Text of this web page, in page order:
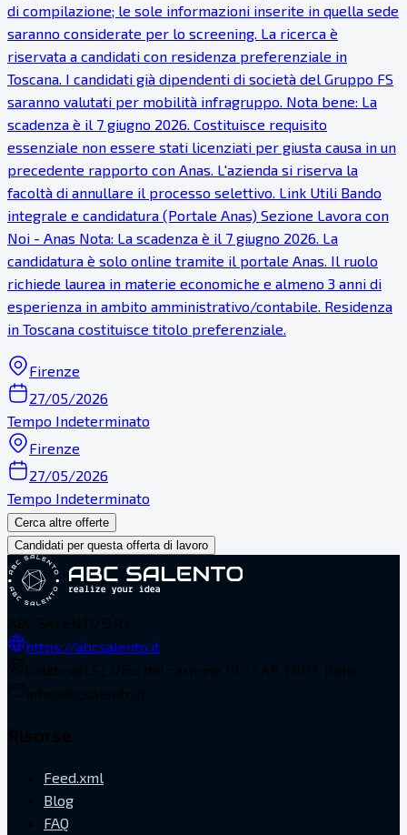
di compilazione; le sole informazioni inserite in quella sede
saranno considerate per lo screening. La ricerca è
riservata a candidati con residenza preferenziale in
Toscana. I candidati già dipendenti di società del Gruppo FS
saranno valutati per mobilità infragruppo. Nota bene: La
scadenza è il 7 giugno 2026. Costituisce requisito
essenziale non essere stati licenziati per giusta causa in un
precedente rapporto con Anas. L'azienda si riserva la
facoltà di annullare il processo selettivo. Link Utili Bando
integrale e candidatura (Portale Anas) Sezione Lavora con
Noi - Anas Nota: La scadenza è il 7 giugno 2026. La
candidatura è solo online tramite il portale Anas. Il ruolo
richiede laurea in materie economiche e almeno 3 anni di
esperienza in ambito amministrativo/contabile. Residenza
in Toscana costituisce titolo preferenziale.
Firenze
27/05/2026
Tempo Indeterminato
Firenze
27/05/2026
Tempo Indeterminato
Cerca altre offerte
Candidati per questa offerta di lavoro
https://abcsalento.it
Feed.xml
Blog
FAQ